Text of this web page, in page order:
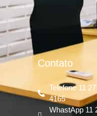
Contato
Telefone 11
4165
WhastApp 11